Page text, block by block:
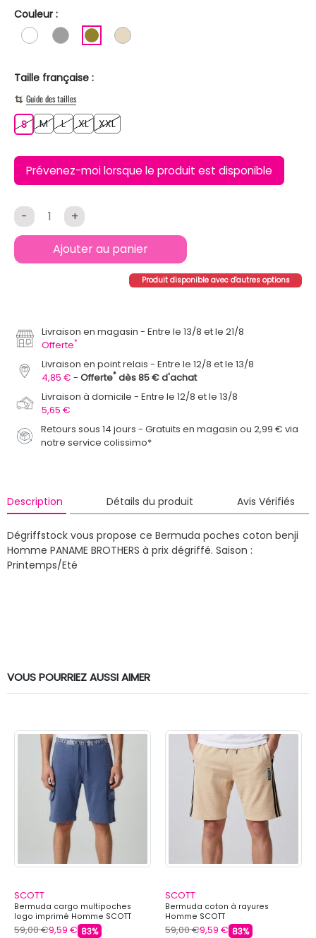
Couleur :
BLANCGRIS KAKI BEIGE
Taille française :
Guide des tailles
SS MM LL XLXL XXLXXL
Prévenez-moi lorsque le produit est disponible
- +
Ajouter au panier
Produit disponible avec d'autres options
Livraison en magasin
Entre le 13/8 et le 21/8
Offerte*
Livraison en point relais
Entre le 12/8 et le 13/8
4,85 €
Offerte* dès 85 € d'achat
Livraison à domicile
Entre le 12/8 et le 13/8
5,65 €
Retours sous 14 jours - Gratuits en magasin ou 2,99 € via
notre service colissimo*
Description Détails du produit Avis Vérifiés
Dégriffstock vous propose ce Bermuda poches coton benji
Homme PANAME BROTHERS à prix dégriffé. Saison :
Printemps/Eté
VOUS POURRIEZ AUSSI AIMER
SCOTT
Bermuda cargo multipoches
logo imprimé Homme SCOTT
59,00 €9,59 € 83%
SCOTT
Bermuda coton à rayures
Homme SCOTT
59,00 €9,59 € 83%